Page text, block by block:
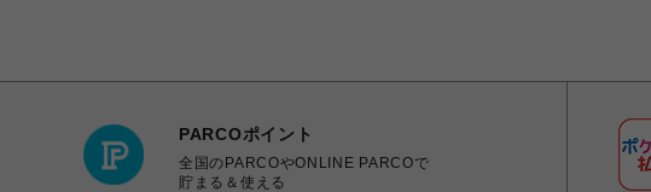
PARCOポイント
全国のPARCOやONLINE PARCOで
貯まる＆使える